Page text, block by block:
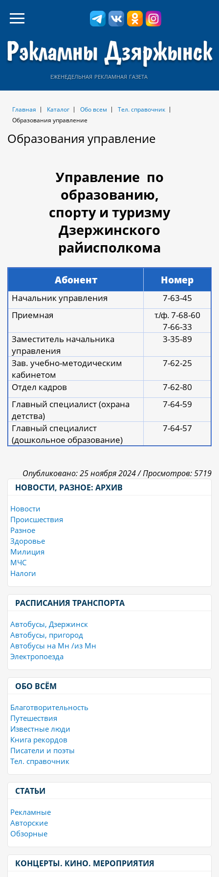
еженедельная рекламная газета
Главная Каталог Обо всем
Тел. справочник
Образования управление
Образования управление
Управление по
образованию,
спорту и туризму
Дзержинского
райисполкома
Абонент Номер
Начальник управления
7-63-45
Приемная
т./ф. 7-68-60
7-66-33
Заместитель начальника
управления
3-35-89
Зав. учебно-методическим
кабинетом
7-62-25
Отдел кадров
7-62-80
Главный специалист (охрана
детства)
7-64-59
Главный специалист
(дошкольное образование)
7-64-57
Опубликовано: 25 ноября 2024 /Просмотров: 5719
НОВОСТИ, РАЗНОЕ: АРХИВ
Новости
Происшествия
Разное
Здоровье
Милиция
МЧС
Налоги
РАСПИСАНИЯ ТРАНСПОРТА
Автобусы, Дзержинск
Автобусы, пригород
Автобусы на Мн /из Мн
Электропоезда
ОБО ВСЁМ
Благотворительность
Путешествия
Известные люди
Книга рекордов
Писатели и поэты
Тел. справочник
СТАТЬИ
Рекламные
Авторские
Обзорные
КОНЦЕРТЫ. КИНО. МЕРОПРИЯТИЯ